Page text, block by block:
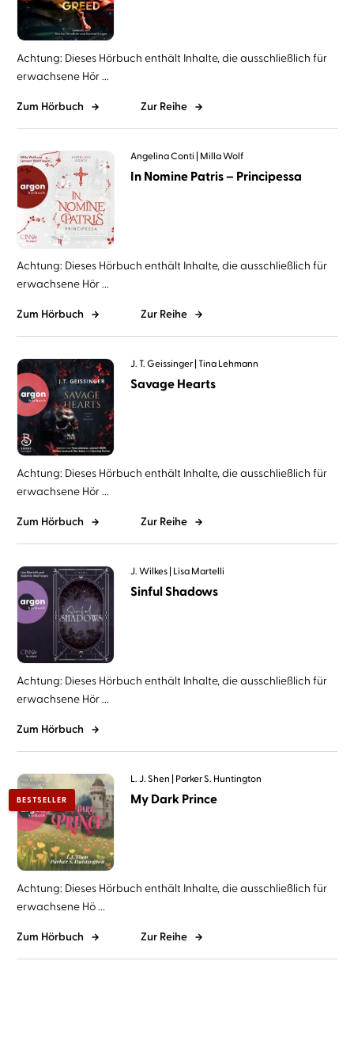
Achtung: Dieses Hörbuch enthält Inhalte, die ausschließlich für
erwachsene Hör ...
Zum Hörbuch Zur Reihe
Angelina Conti Milla Wolf
In Nomine Patris – Principessa
Achtung: Dieses Hörbuch enthält Inhalte, die ausschließlich für
erwachsene Hör ...
Zum Hörbuch Zur Reihe
J. T. Geissinger Tina Lehmann
Savage Hearts
Achtung: Dieses Hörbuch enthält Inhalte, die ausschließlich für
erwachsene Hör ...
Zum Hörbuch Zur Reihe
J. Wilkes Lisa Martelli
Sinful Shadows
Achtung: Dieses Hörbuch enthält Inhalte, die ausschließlich für
erwachsene Hör ...
Zum Hörbuch
BESTSELLER
L. J. Shen Parker S. Huntington
My Dark Prince
Achtung: Dieses Hörbuch enthält Inhalte, die ausschließlich für
erwachsene Hö ...
Zum Hörbuch Zur Reihe